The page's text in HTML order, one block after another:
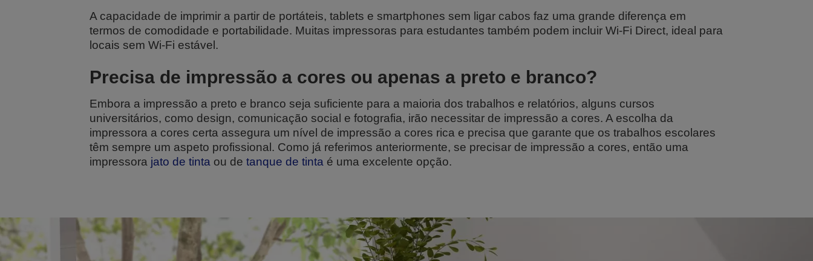
A capacidade de imprimir a partir de portáteis, tablets e smartphones sem ligar cabos faz uma grande diferença em
termos de comodidade e portabilidade. Muitas impressoras para estudantes também podem incluir Wi-Fi Direct, ideal para
locais sem Wi-Fi estável.
Precisa de impressão a cores ou apenas a preto e branco?
Embora a impressão a preto e branco seja suficiente para a maioria dos trabalhos e relatórios, alguns cursos
universitários, como design, comunicação social e fotografia, irão necessitar de impressão a cores. A escolha da
impressora a cores certa assegura um nível de impressão a cores rica e precisa que garante que os trabalhos escolares
têm sempre um aspeto profissional. Como já referimos anteriormente, se precisar de impressão a cores, então uma
impressora jato de tinta ou de tanque de tinta é uma excelente opção.